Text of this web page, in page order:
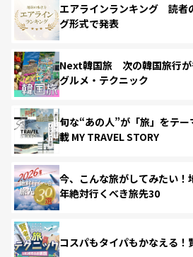
エアラインランキング 読者
グ形式で発表
Next韓国旅 次の韓国旅行が
グルメ・テクニック
旬な“あの人”が「旅」をテ
載 MY TRAVEL STORY
今、こんな旅がしてみたい
年絶対行くべき旅先30
コスパもタイパもかなえる！